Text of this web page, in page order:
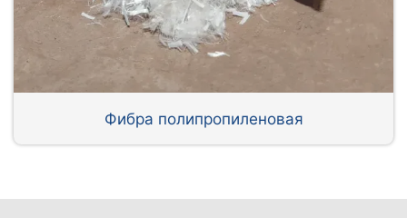
Фибра полипропиленовая